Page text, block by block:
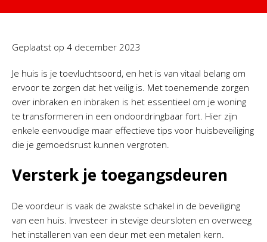
Geplaatst op 4 december 2023
Je huis is je toevluchtsoord, en het is van vitaal belang om
ervoor te zorgen dat het veilig is. Met toenemende zorgen
over inbraken en inbraken is het essentieel om je woning
te transformeren in een ondoordringbaar fort. Hier zijn
enkele eenvoudige maar effectieve tips voor huisbeveiliging
die je gemoedsrust kunnen vergroten.
Versterk je toegangsdeuren
De voordeur is vaak de zwakste schakel in de beveiliging
van een huis. Investeer in stevige deursloten en overweeg
het installeren van een deur met een metalen kern.